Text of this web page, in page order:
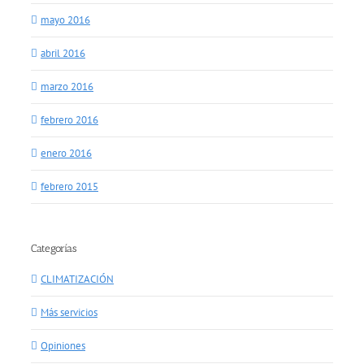
mayo 2016
abril 2016
marzo 2016
febrero 2016
enero 2016
febrero 2015
Categorías
CLIMATIZACIÓN
Más servicios
Opiniones